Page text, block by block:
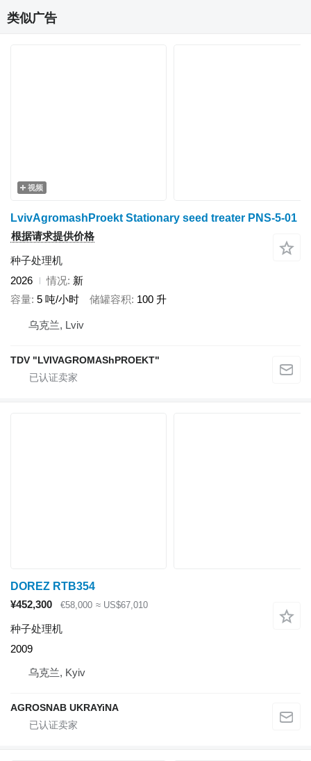
类似广告
视频
LvivAgromashProekt Stationary seed treater PNS-5-01
根据请求提供价格
种子处理机
2026
情况 新
容量 5 吨/小时 储罐容积 100 升
乌克兰, Lviv
TDV "LVIVAGROMAShPROEKT"
DOREZ RTB354
¥452,300
€58,000 ≈ US$67,010
种子处理机
2009
乌克兰, Kyiv
AGROSNAB UKRAYiNA